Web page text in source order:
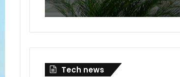
Tech news